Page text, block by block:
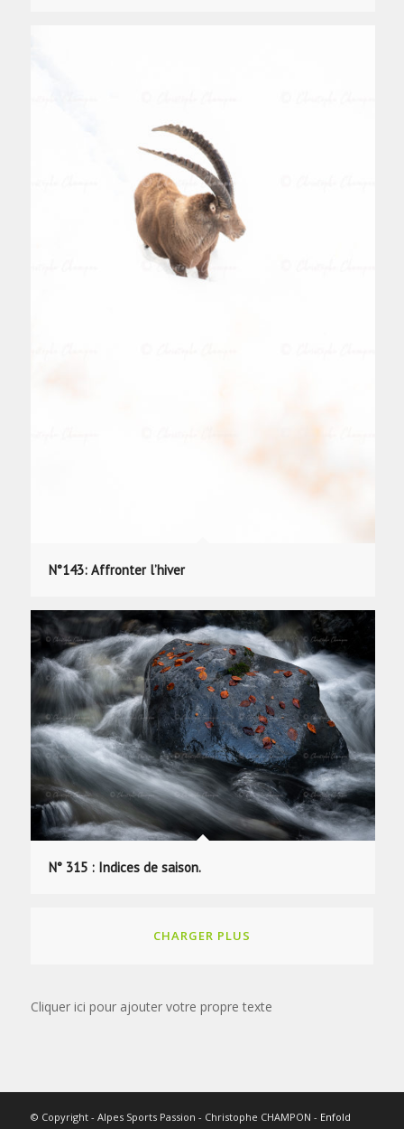
N°143: Affronter l’hiver
N° 315 : Indices de saison.
CHARGER PLUS
Cliquer ici pour ajouter votre propre texte
© Copyright - Alpes Sports Passion - Christophe CHAMPON - Enfold